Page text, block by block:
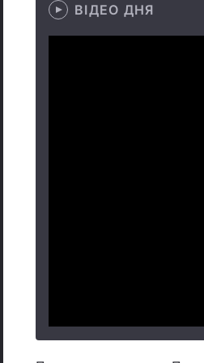
ВІДЕО ДНЯ